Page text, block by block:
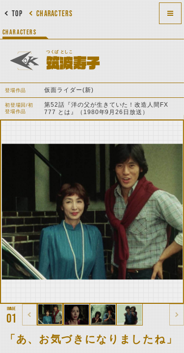
CHARACTERS
TOP
CHARACTERS
つくば としこ
筑波寿子
登場作品 仮面ライダー(新)
初登場回/初
登場作品
第52話『洋の父が生きていた！改造人間FX
777 とは』（1980年9月26日放送）
01
「あ、お気づきになりましたね」